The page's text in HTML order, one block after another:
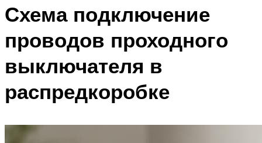
Схема подключение
проводов проходного
выключателя в
распредкоробке